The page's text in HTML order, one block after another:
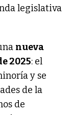
legislativa
nueva
2025: el
y se
de la
de